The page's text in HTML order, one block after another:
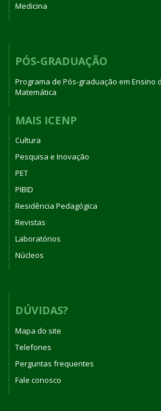
Medicina
PÓS-GRADUAÇÃO
Programa de Pós-graduação em Ensino
Matemática
MAIS ICENP
Cultura
Pesquisa e Inovação
PET
PIBID
Residência Pedagógica
Revistas
Laboratórios
Núcleos
DÚVIDAS?
Mapa do site
Telefones
Perguntas frequentes
Fale conosco